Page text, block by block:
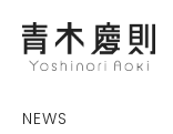
NEWS